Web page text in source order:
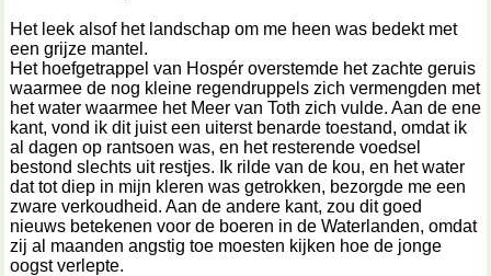
Het leek alsof het landschap om me heen was bedekt met
een grijze mantel.
Het hoefgetrappel van Hospér overstemde het zachte geruis
waarmee de nog kleine regendruppels zich vermengden met
het water waarmee het Meer van Toth zich vulde. Aan de ene
kant, vond ik dit juist een uiterst benarde toestand, omdat ik
al dagen op rantsoen was, en het resterende voedsel
bestond slechts uit restjes. Ik rilde van de kou, en het water
dat tot diep in mijn kleren was getrokken, bezorgde me een
zware verkoudheid. Aan de andere kant, zou dit goed
nieuws betekenen voor de boeren in de Waterlanden, omdat
zij al maanden angstig toe moesten kijken hoe de jonge
oogst verlepte.